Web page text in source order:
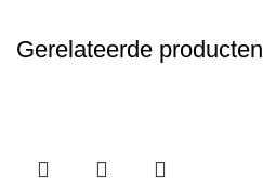
Gerelateerde producten